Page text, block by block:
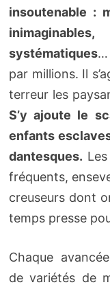
insoutenable :
systématiques…
par millions. Il
terreur les
S’y ajoute le
enfants
dantesques.
fréquents,
creuseurs dont
temps presse
Chaque
de variétés de